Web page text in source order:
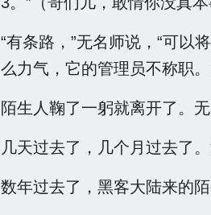
“有条路，”无名师说，“可以
么力气，它的管理员不称职
陌生人鞠了一躬就离开了。
几天过去了，几个月过去了
数年过去了，黑客大陆来的陌